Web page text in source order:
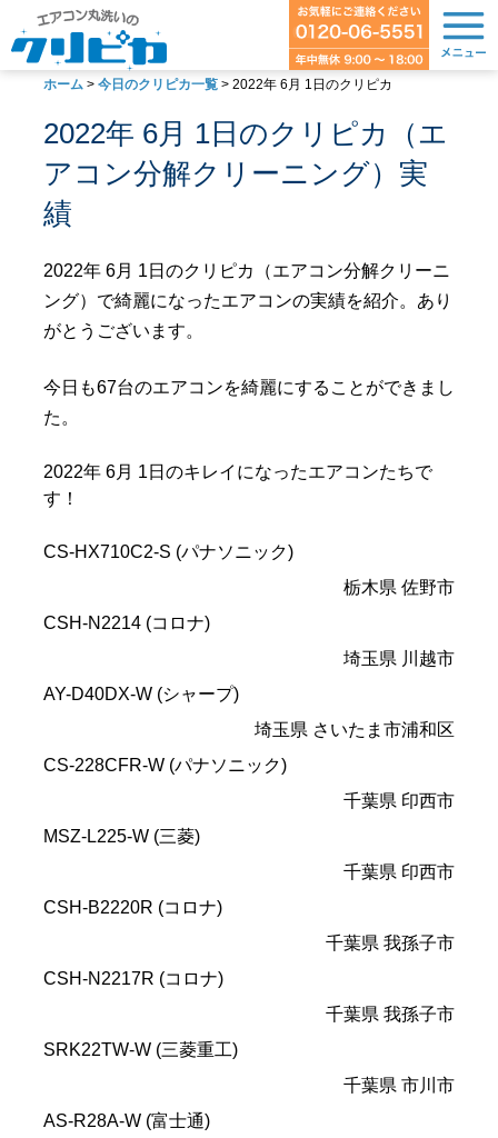
ホーム > 今日のクリピカ一覧 > 2022年 6月 1日のクリピカ
2022年 6月 1日のクリピカ（エ
アコン分解クリーニング）実
績
2022年 6月 1日のクリピカ（エアコン分解クリーニ
ング）で綺麗になったエアコンの実績を紹介。あり
がとうございます。
今日も67台のエアコンを綺麗にすることができまし
た。
2022年 6月 1日のキレイになったエアコンたちで
す！
CS-HX710C2-S (パナソニック)
栃木県 佐野市
CSH-N2214 (コロナ)
埼玉県 川越市
AY-D40DX-W (シャープ)
埼玉県 さいたま市浦和区
CS-228CFR-W (パナソニック)
千葉県 印西市
MSZ-L225-W (三菱)
千葉県 印西市
CSH-B2220R (コロナ)
千葉県 我孫子市
CSH-N2217R (コロナ)
千葉県 我孫子市
SRK22TW-W (三菱重工)
千葉県 市川市
AS-R28A-W (富士通)